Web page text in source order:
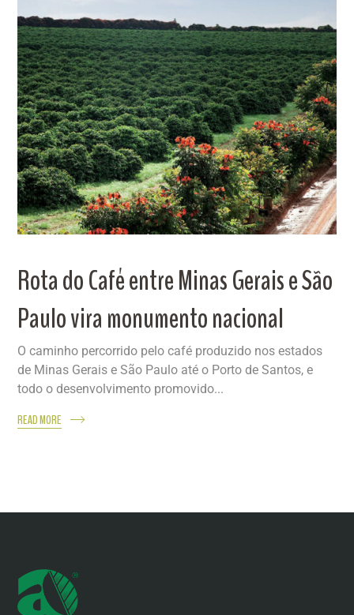
Rota do Café entre Minas Gerais e São
Paulo vira monumento nacional
O caminho percorrido pelo café produzido nos estados
de Minas Gerais e São Paulo até o Porto de Santos, e
todo o desenvolvimento promovido...
READ MORE